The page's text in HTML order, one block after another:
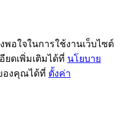
อใจในการใช้งานเว็บไซต์
ยดเพิ่มเติมได้ที่ นโยบาย
องคุณได้ที่ ตั้งค่า